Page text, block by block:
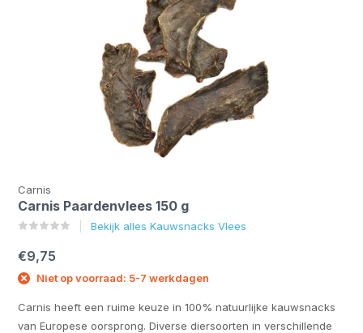
Carnis
Carnis Paardenvlees 150 g
Bekijk alles Kauwsnacks Vlees
€9,75
Niet op voorraad: 5-7 werkdagen
Carnis heeft een ruime keuze in 100% natuurlijke kauwsnacks
van Europese oorsprong. Diverse diersoorten in verschillende